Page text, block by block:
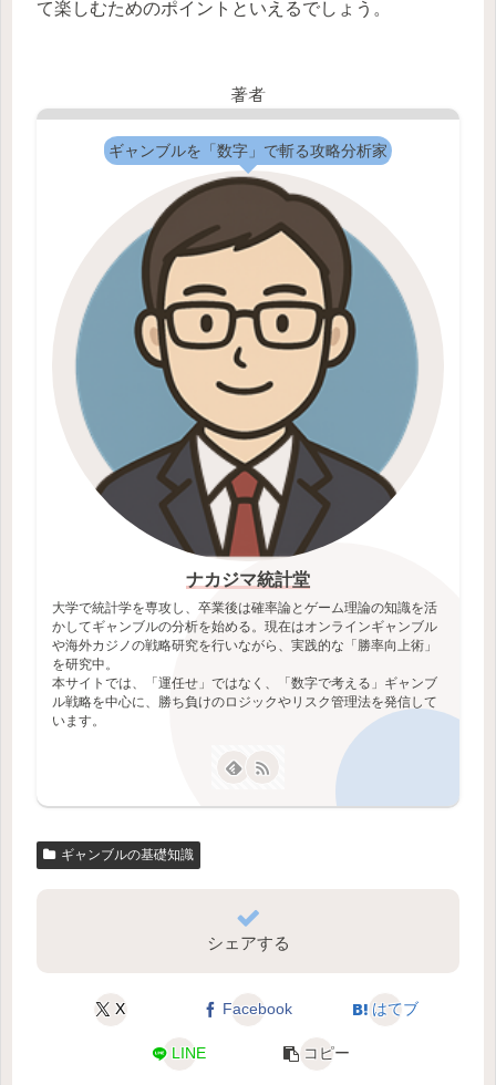
て楽しむためのポイントといえるでしょう。
著者
ギャンブルを「数字」で斬る攻略分析家
ナカジマ統計堂
大学で統計学を専攻し、卒業後は確率論とゲーム理論の知識を活
かしてギャンブルの分析を始める。現在はオンラインギャンブル
や海外カジノの戦略研究を行いながら、実践的な「勝率向上術」
を研究中。
本サイトでは、「運任せ」ではなく、「数字で考える」ギャンブ
ル戦略を中心に、勝ち負けのロジックやリスク管理法を発信して
います。
ギャンブルの基礎知識
シェアする
X Facebook はてブ
LINE コピー